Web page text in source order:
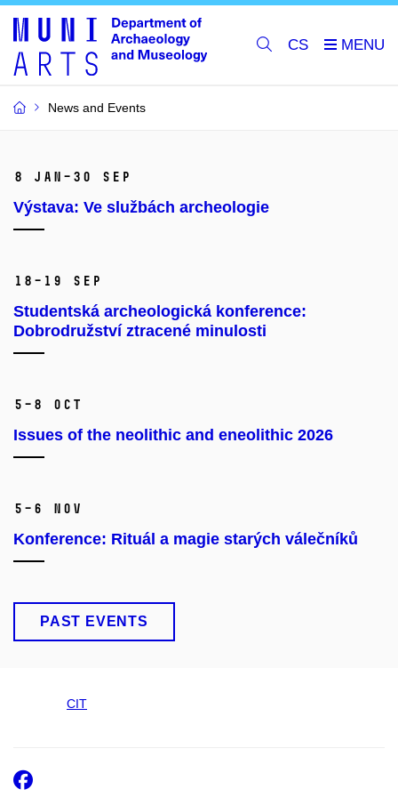
CS
News and Events
8 Jan–30 Sep
Výstava: Ve službách archeologie
18–19 Sep
Studentská archeologická konference:
Dobrodružství ztracené minulosti
5–8 Oct
Issues of the neolithic and eneolithic 2026
5–6 Nov
Konference: Rituál a magie starých válečníků
PAST EVENTS
CIT
Facebook